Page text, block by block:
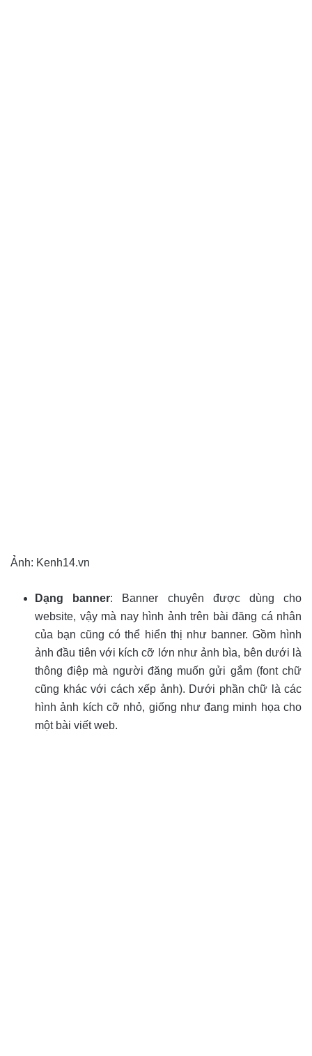
Ảnh: Kenh14.vn
Dạng banner: Banner chuyên được dùng cho
website, vậy mà nay hình ảnh trên bài đăng cá nhân
của bạn cũng có thể hiển thị như banner. Gồm hình
ảnh đầu tiên với kích cỡ lớn như ảnh bìa, bên dưới là
thông điệp mà người đăng muốn gửi gắm (font chữ
cũng khác với cách xếp ảnh). Dưới phần chữ là các
hình ảnh kích cỡ nhỏ, giống như đang minh họa cho
một bài viết web.